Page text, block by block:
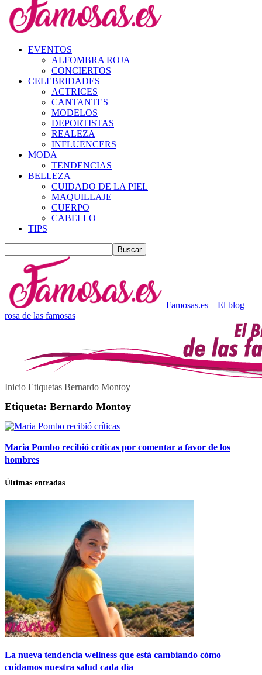
EVENTOS
ALFOMBRA ROJA
CONCIERTOS
CELEBRIDADES
ACTRICES
CANTANTES
MODELOS
DEPORTISTAS
REALEZA
INFLUENCERS
MODA
TENDENCIAS
BELLEZA
CUIDADO DE LA PIEL
MAQUILLAJE
CUERPO
CABELLO
TIPS
Famosas.es – El blog
rosa de las famosas
Inicio Etiquetas Bernardo Montoy
Etiqueta: Bernardo Montoy
Maria Pombo recibió críticas por comentar a favor de los
hombres
Últimas entradas
La nueva tendencia wellness que está cambiando cómo
cuidamos nuestra salud cada día